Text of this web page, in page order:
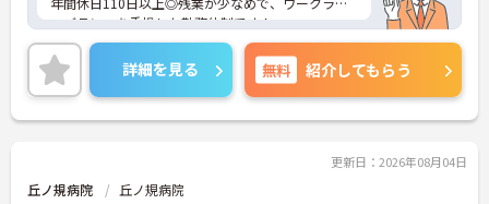
フバランスを重視した勤務体制です！
経験がない方でも丁寧に指導してもらえるので安心
です◎
ご興味ある方には、面接のポイントなど、さらに詳
細をお話致しますのでお気軽にご相談ください。
詳細を見る 無料 紹介してもらう
更新日：2026年08月04日
丘ノ規病院 丘ノ規病院